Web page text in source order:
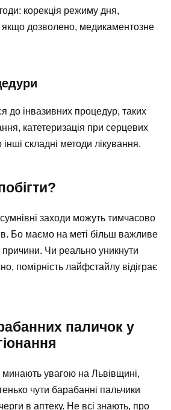
корекція режиму дня,
якщо дозволено, медикаментозне
до інвазивних процедур, таких
катетеризація при серцевих
складні методи лікування.
заходи можуть тимчасово
Бо маємо на меті більш важливе
Чи реально уникнути
помірність лайфстайлу відіграє
паличок у
минають увагою на Львівщині,
чути барабанні пальчики
в аптеку. Не всі знають, про